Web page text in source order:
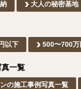
大人の秘密基地
以下 500〜700万
一覧
の施工事例写真一覧